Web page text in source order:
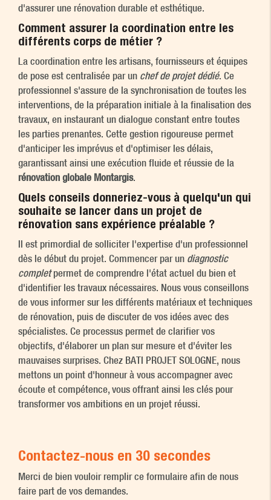
d'assurer une rénovation durable et esthétique.
Comment assurer la coordination entre les
différents corps de métier ?
La coordination entre les artisans, fournisseurs et équipes
de pose est centralisée par un chef de projet dédié. Ce
professionnel s'assure de la synchronisation de toutes les
interventions, de la préparation initiale à la finalisation des
travaux, en instaurant un dialogue constant entre toutes
les parties prenantes. Cette gestion rigoureuse permet
d'anticiper les imprévus et d'optimiser les délais,
garantissant ainsi une exécution fluide et réussie de la
rénovation globale Montargis.
Quels conseils donneriez-vous à quelqu'un qui
souhaite se lancer dans un projet de
rénovation sans expérience préalable ?
Il est primordial de solliciter l'expertise d'un professionnel
dès le début du projet. Commencer par un diagnostic
completpermet de comprendre l'état actuel du bien et
d'identifier les travaux nécessaires. Nous vous conseillons
de vous informer sur les différents matériaux et techniques
de rénovation, puis de discuter de vos idées avec des
spécialistes. Ce processus permet de clarifier vos
objectifs, d'élaborer un plan sur mesure et d'éviter les
mauvaises surprises. Chez BATI PROJET SOLOGNE, nous
mettons un point d'honneur à vous accompagner avec
écoute et compétence, vous offrant ainsi les clés pour
transformer vos ambitions en un projet réussi.
Contactez-nous en 30 secondes
Merci de bien vouloir remplir ce formulaire afin de nous
faire part de vos demandes.